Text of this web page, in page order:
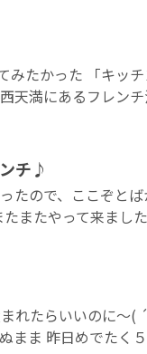
みたかった 「キッ
天満にあるフレン
チ♪
たので、ここぞと
またやって来まし
れたらいいのに～(
まま 昨日めでたく